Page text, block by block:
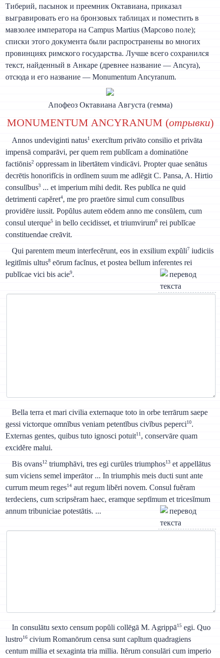
Тиберий, пасынок и преемник Октавиана, приказал
выгравировать его на бронзовых таблицах и поместить в
мавзолее императора на Campus Martius (Марсово поле);
списки этого документа были распространены во многих
провинциях римского государства. Лучше всего сохранился
текст, найденный в Анкаре (древнее название — Ancyra),
отсюда и его название — Monumentum Ancyranum.
Апофеоз Октавиана Августа (гемма)
MONUMENTUM ANCYRANUM (отрывки)
Annos undeviginti natus1 exercĭtum privāto consilio et privāta
impensā comparāvi, per quem rem publĭcam a dominatiōne
factiōnis2 oppressam in libertātem vindicāvi. Propter quae senātus
decrētis honorifĭcis in ordĭnem suum me adlēgit C. Pansa, A. Hirtio
consulĭbus3 ... et imperium mihi dedit. Res publĭca ne quid
detrimenti capĕret4, me pro praetōre simul cum consulĭbus
providēre iussit. Popŭlus autem eōdem anno me consŭlem, cum
consul uterque5 in bello cecidisset, et triumvirum6 rei publĭcae
constituendae creāvit.
Qui parentem meum interfecērunt, eos in exsilium expŭli7 iudiciis
legitĭmis ultus8 eōrum facĭnus, et postea bellum inferentes rei
publĭcae vici bis acie9.
Bella terra et mari civilia externaque toto in orbe terrārum saepe
gessi victorque omnĭbus veniam petentĭbus civĭbus peperci10.
Externas gentes, quibus tuto ignosci potuit11 , conservāre quam
excidĕre malui.
Bis ovans12 triumphāvi, tres egi curūles triumphos13 et appellātus
sum viciens semel imperātor ... In triumphis meis ducti sunt ante
currum meum reges14 aut regum libĕri novem. Consul fuĕram
terdeciens, cum scripsĕram haec, eramque septĭmum et tricesĭmum
annum tribuniciae potestātis. ...
In consulātu sexto censum popŭli collēgā M. Agrippā15 egi. Quo
lustro16 civium Romanōrum censa sunt capĭtum quadragiens
centum millia et sexaginta tria millia. Itĕrum consulāri cum imperio